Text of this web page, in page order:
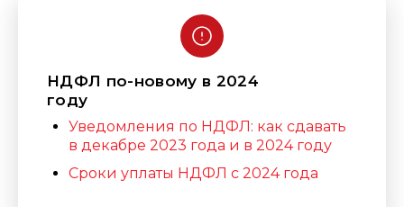
НДФЛ по-новому в 2024
году
Уведомления по НДФЛ: как сдавать
в декабре 2023 года и в 2024 году
Сроки уплаты НДФЛ с 2024 года